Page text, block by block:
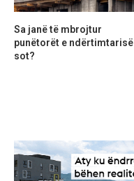
Sa janë të mbrojtur
punëtorët e ndërtimtarisë
sot?